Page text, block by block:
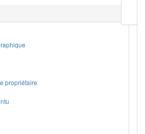
page
propriétaire